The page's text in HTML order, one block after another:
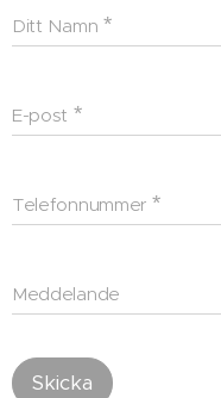
Ditt Namn
E-post
Telefonnummer
Meddelande
Skicka